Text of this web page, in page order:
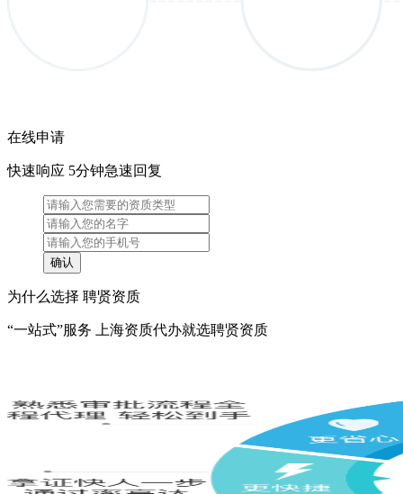
在线申请
快速响应 5分钟急速回复
为什么选择 聘贤资质
“一站式”服务 上海资质代办就选聘贤资质